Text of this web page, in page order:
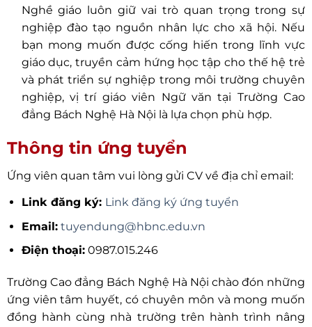
Nghề giáo luôn giữ vai trò quan trọng trong sự
nghiệp đào tạo nguồn nhân lực cho xã hội. Nếu
bạn mong muốn được cống hiến trong lĩnh vực
giáo dục, truyền cảm hứng học tập cho thế hệ trẻ
và phát triển sự nghiệp trong môi trường chuyên
nghiệp, vị trí giáo viên Ngữ văn tại Trường Cao
đẳng Bách Nghệ Hà Nội là lựa chọn phù hợp.
Thông tin ứng tuyển
Ứng viên quan tâm vui lòng gửi CV về địa chỉ email:
Link đăng ký: Link đăng ký ứng tuyển
Email: tuyendung@hbnc.edu.vn
Điện thoại:0987.015.246
Trường Cao đẳng Bách Nghệ Hà Nội chào đón những
ứng viên tâm huyết, có chuyên môn và mong muốn
đồng hành cùng nhà trường trên hành trình nâng